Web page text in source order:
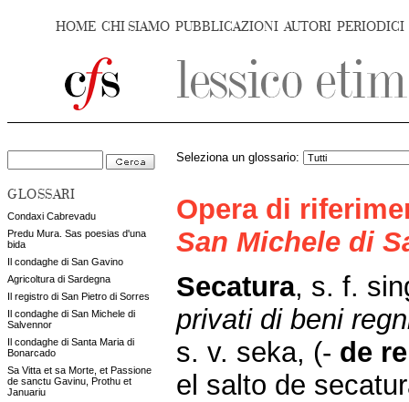
HOME CHI SIAMO PUBBLICAZIONI AUTORI PERIODICI
GLOSSARI
Condaxi Cabrevadu
Predu Mura. Sas poesias d'una
bida
Il condaghe di San Gavino
Agricoltura di Sardegna
Il registro di San Pietro di Sorres
Il condaghe di San Michele di
Salvennor
Il condaghe di Santa Maria di
Bonarcado
Sa Vitta et sa Morte, et Passione
de sanctu Gavinu, Prothu et
Januariu
Seleziona un glossario:
Opera di
San Michele di
Secatura, s. f.
privati di beni
s. v. seka, (- de
el salto de